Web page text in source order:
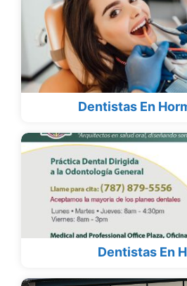
Dentistas En
Dentistas En